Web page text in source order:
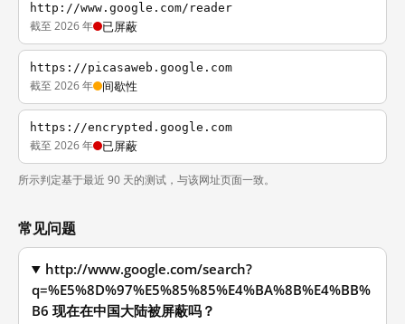
http://www.google.com/reader
截至 2026 年 已屏蔽
https://picasaweb.google.com
截至 2026 年 间歇性
https://encrypted.google.com
截至 2026 年 已屏蔽
所示判定基于最近 90 天的测试，与该网址页面一致。
常见问题
http://www.google.com/search?
q=%E5%8D%97%E5%85%85%E4%BA%8B%E4%BB%
B6 现在在中国大陆被屏蔽吗？